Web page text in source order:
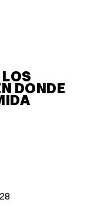
DONDE